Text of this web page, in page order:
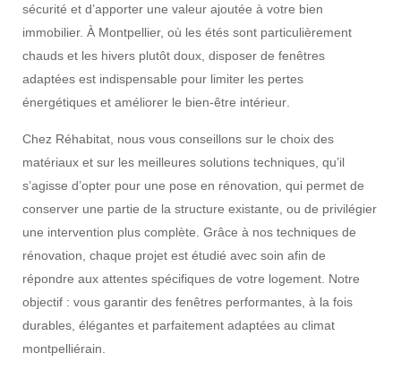
sécurité et d’apporter une valeur ajoutée à votre bien
immobilier. À Montpellier, où les étés sont particulièrement
chauds et les hivers plutôt doux, disposer de fenêtres
adaptées est indispensable pour limiter les pertes
énergétiques et améliorer le bien-être intérieur.
Chez Réhabitat, nous vous conseillons sur le choix des
matériaux et sur les meilleures solutions techniques, qu’il
s’agisse d’opter pour une pose en rénovation , qui permet de
conserver une partie de la structure existante, ou de privilégier
une intervention plus complète. Grâce à nos techniques de
rénovation , chaque projet est étudié avec soin afin de
répondre aux attentes spécifiques de votre logement. Notre
objectif : vous garantir des fenêtres performantes , à la fois
durables, élégantes et parfaitement adaptées au climat
montpelliérain